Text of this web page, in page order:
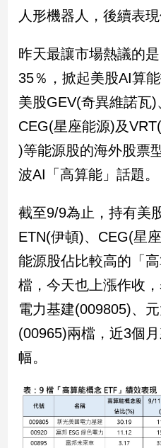
人形機器人，後續表
昨天最讓市場熱議的
35％，掀起美股AI算
美股GEV(奇異維諾瓦)
CEG(星座能源)及
)等能源股的海外股票
波AI「高算能」話題。
截至9/9為止，持有美
ETN(伊頓)、CEG(星
能源股佔比較高的「
檔，今天也上漲作收
電力基建(009805)、
(00965)兩檔，近3個
幅。